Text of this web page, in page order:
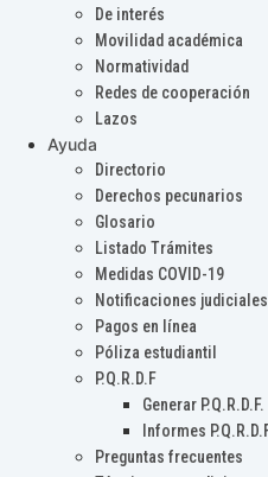
De interés
Movilidad académica
Normatividad
Redes de cooperación
Lazos
Ayuda
Directorio
Derechos pecunarios
Glosario
Listado Trámites
Medidas COVID-19
Notificaciones judiciales
Pagos en línea
Póliza estudiantil
P.Q.R.D.F
Generar P.Q.R.D.F.
Informes
Preguntas frecuentes